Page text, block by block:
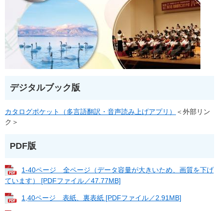
デジタルブック版
カタログポケット（多言語翻訳・音声読み上げアプリ）
＜外部リン
ク＞
PDF版
1-40ページ 全ページ（データ容量が大きいため、画質を下げ
ています） [PDFファイル／47.77MB]
1,40ページ 表紙、裏表紙 [PDFファイル／2.91MB]